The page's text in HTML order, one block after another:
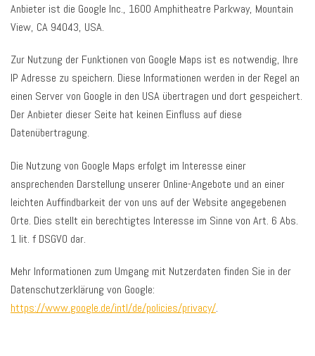
Anbieter ist die Google Inc., 1600 Amphitheatre Parkway, Mountain
View, CA 94043, USA.
Zur Nutzung der Funktionen von Google Maps ist es notwendig, Ihre
IP Adresse zu speichern. Diese Informationen werden in der Regel an
einen Server von Google in den USA übertragen und dort gespeichert.
Der Anbieter dieser Seite hat keinen Einfluss auf diese
Datenübertragung.
Die Nutzung von Google Maps erfolgt im Interesse einer
ansprechenden Darstellung unserer Online-Angebote und an einer
leichten Auffindbarkeit der von uns auf der Website angegebenen
Orte. Dies stellt ein berechtigtes Interesse im Sinne von Art. 6 Abs.
1 lit. f DSGVO dar.
Mehr Informationen zum Umgang mit Nutzerdaten finden Sie in der
Datenschutzerklärung von Google:
https://www.google.de/intl/de/policies/privacy/.